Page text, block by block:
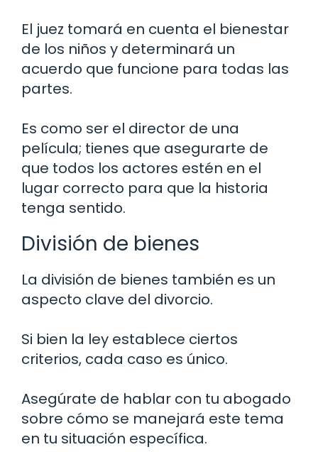
El juez tomará en cuenta el bienestar
de los niños y determinará un
acuerdo que funcione para todas las
partes.
Es como ser el director de una
película; tienes que asegurarte de
que todos los actores estén en el
lugar correcto para que la historia
tenga sentido.
División de bienes
La división de bienes también es un
aspecto clave del divorcio.
Si bien la ley establece ciertos
criterios, cada caso es único.
Asegúrate de hablar con tu abogado
sobre cómo se manejará este tema
en tu situación específica.